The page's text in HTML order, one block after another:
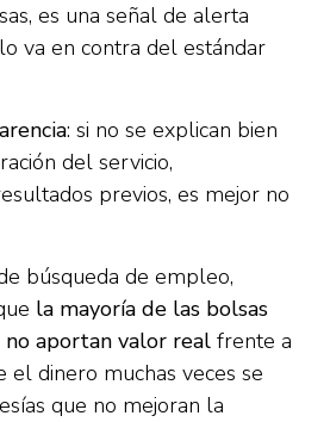
es una señal de alerta
va en contra del estándar
: si no se explican bien
del servicio,
previos, es mejor no
búsqueda de empleo,
la mayoría de las bolsas
no aportan valor real frente a
el dinero muchas veces se
que no mejoran la